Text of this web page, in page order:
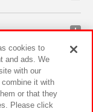
cookies to
and ads. We
with our
it with
or that they
Please click